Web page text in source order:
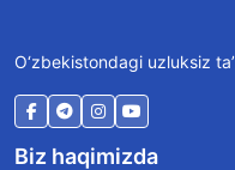
O‘zbekistondagi uzluksiz
Biz haqimizda